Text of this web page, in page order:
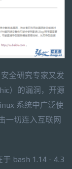
全研究专家又发
）的漏洞，开源
系统中广泛使
一切连入互联网
bash 1.14 - 4.3